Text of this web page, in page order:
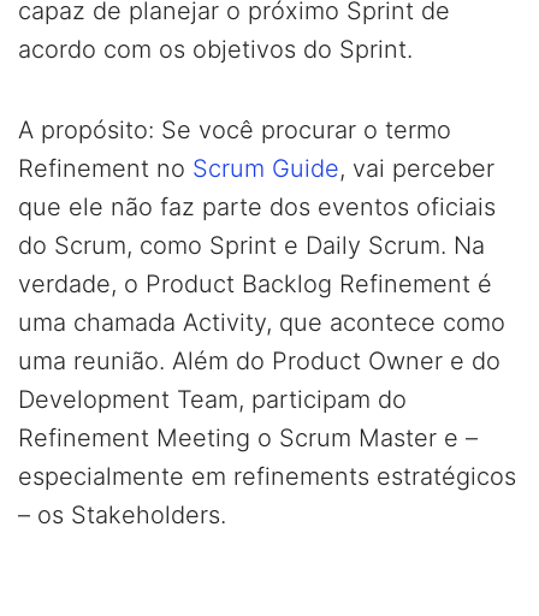
capaz de planejar o próximo Sprint de
acordo com os objetivos do Sprint.
A propósito: Se você procurar o termo
Refinement no Scrum Guide, vai perceber
que ele não faz parte dos eventos oficiais
do Scrum, como Sprint e Daily Scrum. Na
verdade, o Product Backlog Refinement é
uma chamada Activity, que acontece como
uma reunião. Além do Product Owner e do
Development Team, participam do
Refinement Meeting o Scrum Master e –
especialmente em refinements estratégicos
– os Stakeholders.